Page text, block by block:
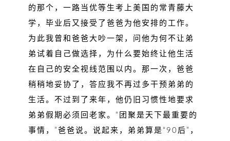
的那个，一路当优等生考上美国的常青藤大
学，毕业后又接受了爸爸为他安排的工作。
为此我曾和爸爸大吵一架，问他为何不让弟
弟试着自己做选择，为什么要始终让他生活
在自己的安全视线范围以内。那一次，爸爸
稍稍地妥协了，答应我不再过多干预弟弟的
生活。不过到了来年，他仍旧习惯性地要求
弟弟假期必须回老家。“团聚是天下最重要的
事情，”爸爸说。说起来，弟弟算是“90后”，